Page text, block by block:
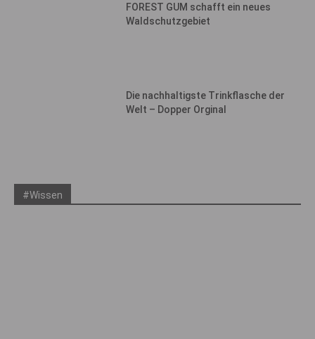
FOREST GUM schafft ein neues
Waldschutzgebiet
Die nachhaltigste Trinkflasche der
Welt – Dopper Orginal
#Wissen